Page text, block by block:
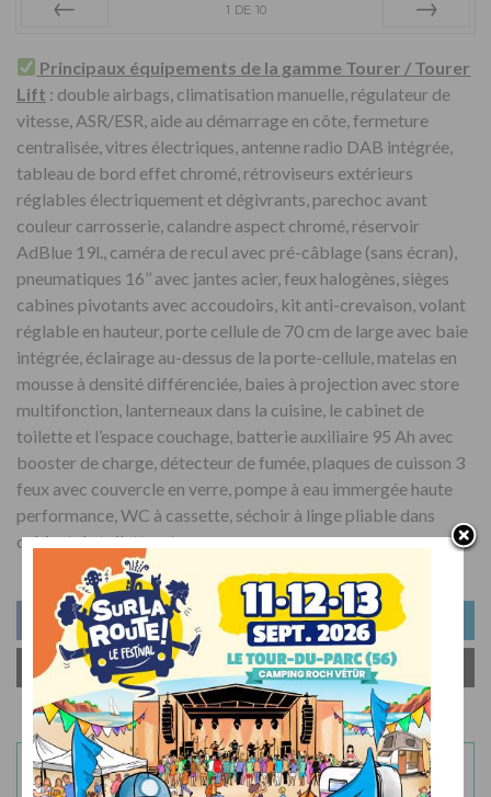
1 DE 10
Principaux équipements de la gamme Tourer / Tourer
Lift : double airbags, climatisation manuelle, régulateur de
vitesse, ASR/ESR, aide au démarrage en côte, fermeture
centralisée, vitres électriques, antenne radio DAB intégrée,
tableau de bord effet chromé, rétroviseurs extérieurs
réglables électriquement et dégivrants, parechoc avant
couleur carrosserie, calandre aspect chromé, réservoir
AdBlue 19l., caméra de recul avec pré-câblage (sans écran),
pneumatiques 16’’ avec jantes acier, feux halogènes, sièges
cabines pivotants avec accoudoirs, kit anti-crevaison, volant
réglable en hauteur, porte cellule de 70 cm de large avec baie
intégrée, éclairage au-dessus de la porte-cellule, matelas en
mousse à densité différenciée, baies à projection avec store
multifonction, lanterneaux dans la cuisine, le cabinet de
toilette et l’espace couchage, batterie auxiliaire 95 Ah avec
booster de charge, détecteur de fumée, plaques de cuisson 3
feux avec couvercle en verre, pompe à eau immergée haute
performance, WC à cassette, séchoir à linge pliable dans
cabinet de toilette, etc.
PARTAGER PARTAGER PARTAGER
ENVOYER